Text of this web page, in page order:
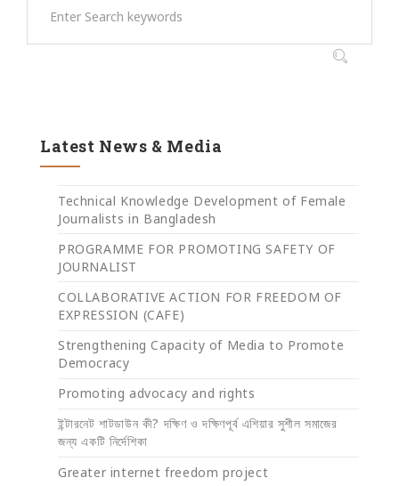
Latest News & Media
Technical Knowledge Development of Female
Journalists in Bangladesh
PROGRAMME FOR PROMOTING SAFETY OF
JOURNALIST
COLLABORATIVE ACTION FOR FREEDOM OF
EXPRESSION (CAFE)
Strengthening Capacity of Media to Promote
Democracy
Promoting advocacy and rights
ইন্টারনেট শাটডাউন কী? দক্ষিণ ও দক্ষিণপূর্ব এশিয়ার সুশীল সমাজের
জন্য একটি নির্দেশিকা
Greater internet freedom project